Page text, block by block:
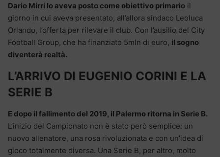
Dario Mirri lo aveva posto come obiettivo primario il
giorno in cui aveva presentato, all’allora sindaco Leoluca
Orlando, l’offerta per rilevare il club. Con l’ausilio del City
Football Group, che ha finanziato 5mln di euro, il sogno
diventerà realtà.
L’ARRIVO DI EUGENIO CORINI E LA
SERIE B
E dopo il fallimento del 2019, il Palermo ritorna in Serie B.
L’inizio del Campionato non è stato però semplice: un
nuovo allenatore, una rosa rivoluzionata e con un’idea di
gioco totalmente diversa. Una Serie B, per altro, molto